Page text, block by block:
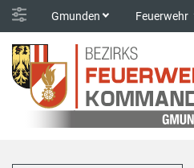
Gmunden Feuerwehr